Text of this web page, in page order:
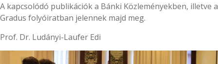
A kapcsolódó publikációk a Bánki Közleményekben, illetve a
Gradus folyóiratban jelennek majd meg.
Prof. Dr. Ludányi-Laufer Edi